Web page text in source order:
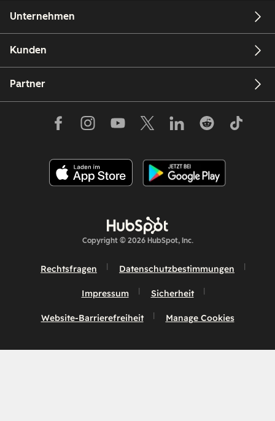
Unternehmen
Kunden
Partner
Copyright © 2026 HubSpot, Inc.
Rechtsfragen Datenschutzbestimmungen
Impressum Sicherheit
Website-Barrierefreiheit Manage Cookies